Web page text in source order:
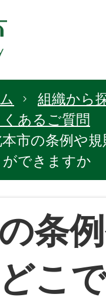
組織から
くあるご質問
市の条例や
ができますか
条
こ